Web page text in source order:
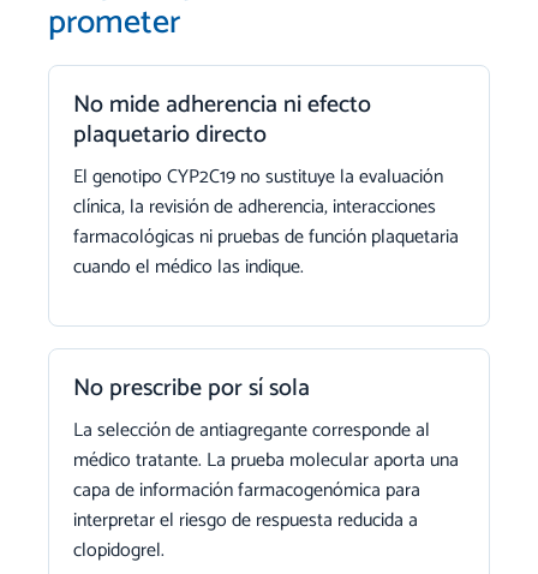
prometer
No mide adherencia ni efecto
plaquetario directo
El genotipo CYP2C19 no sustituye la evaluación
clínica, la revisión de adherencia, interacciones
farmacológicas ni pruebas de función plaquetaria
cuando el médico las indique.
No prescribe por sí sola
La selección de antiagregante corresponde al
médico tratante. La prueba molecular aporta una
capa de información farmacogenómica para
interpretar el riesgo de respuesta reducida a
clopidogrel.